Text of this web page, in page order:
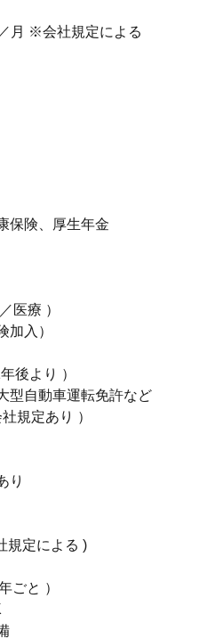
月 ※会社規定による
保険、厚生年金
医療 ）
加入）
後より ）
型自動車運転免許など
規定あり ）
り
規定による )
ごと ）